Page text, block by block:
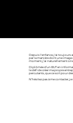
Depuis l'enfance, j'ai toujours
par la manière dont une
moment, j’ai naturellement
Diplômée d’un BUT en
le défi de créer ma propre
percutants, que ce soit pour
N’hésitez pas à me contacter,